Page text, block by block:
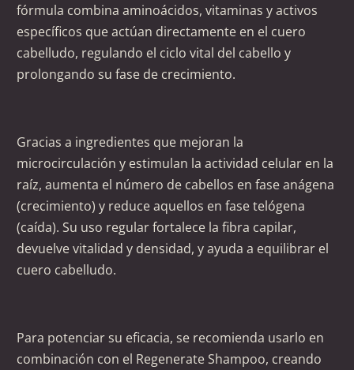
fórmula combina aminoácidos, vitaminas y activos
específicos que actúan directamente en el cuero
cabelludo, regulando el ciclo vital del cabello y
prolongando su fase de crecimiento.
Gracias a ingredientes que mejoran la
microcirculación y estimulan la actividad celular en la
raíz, aumenta el número de cabellos en fase anágena
(crecimiento) y reduce aquellos en fase telógena
(caída). Su uso regular fortalece la fibra capilar,
devuelve vitalidad y densidad, y ayuda a equilibrar el
cuero cabelludo.
Para potenciar su eficacia, se recomienda usarlo en
combinación con el Regenerate Shampoo, creando